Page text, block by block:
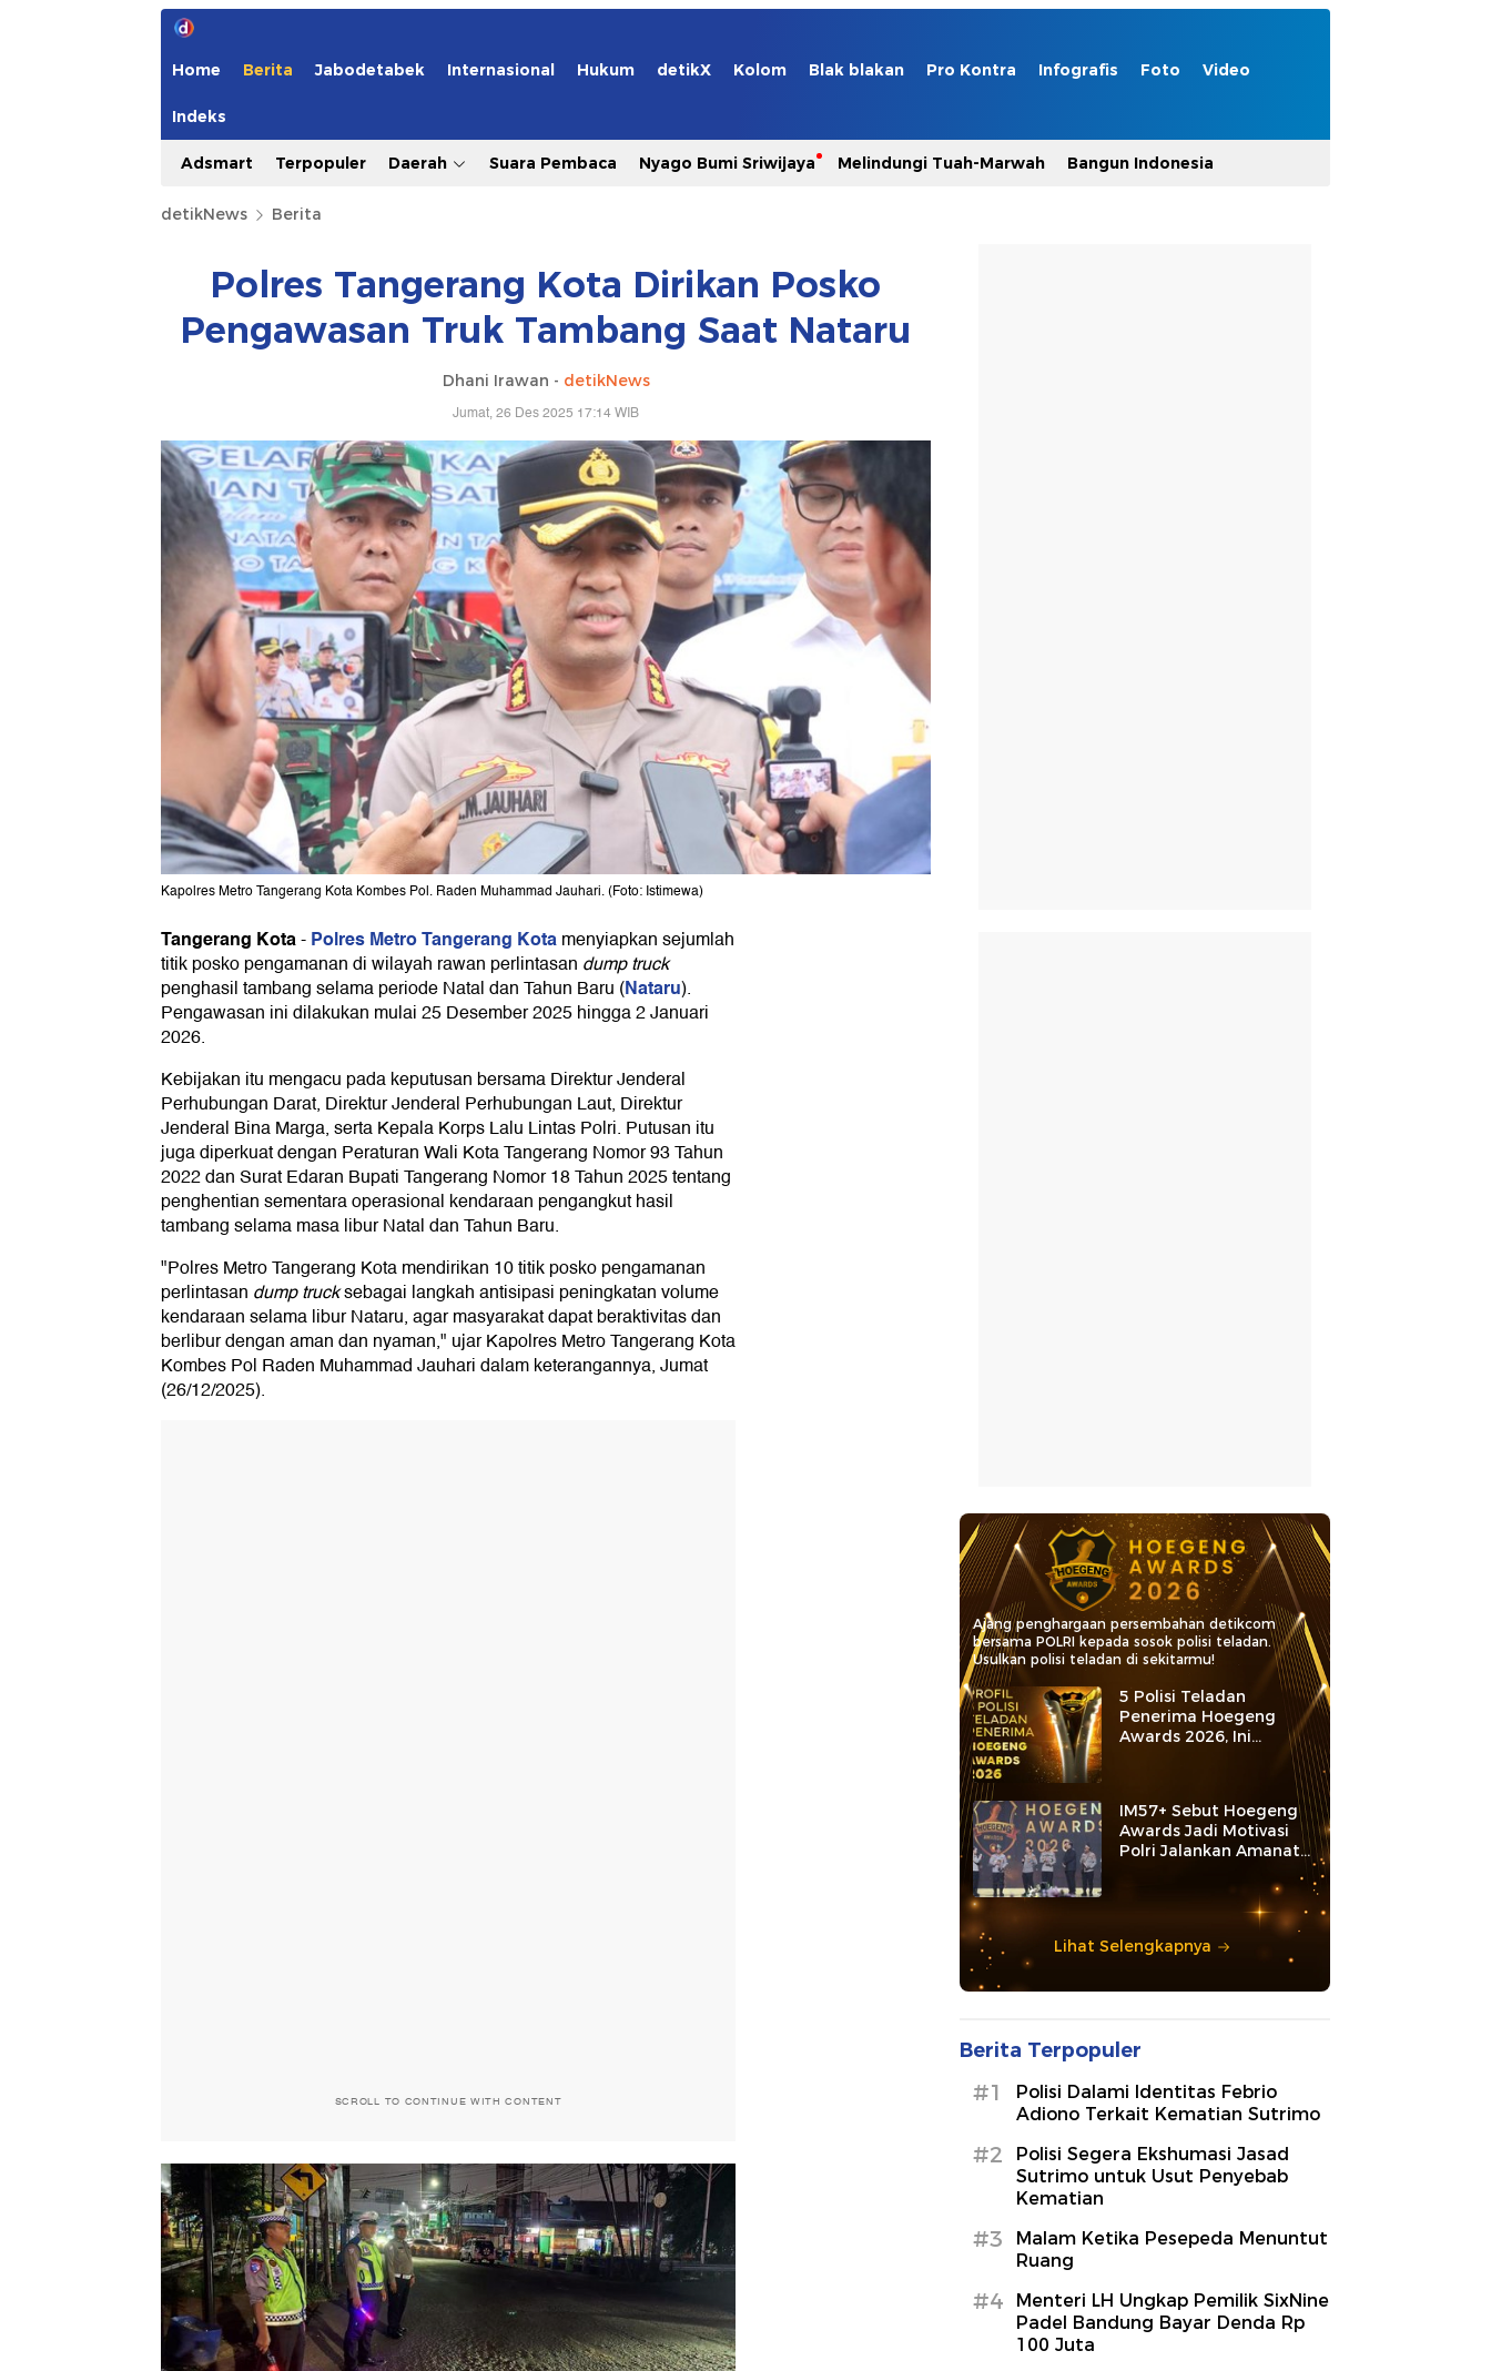
Home Berita Jabodetabek Internasional Hukum detikX Kolom Blak blakan Pro Kontra Infografis Foto Video
Indeks
Adsmart Terpopuler Daerah Suara Pembaca Nyago Bumi Sriwijaya Melindungi Tuah-Marwah Bangun Indonesia
detikNews Berita
Polres Tangerang Kota Dirikan Posko
Pengawasan Truk Tambang Saat Nataru
Dhani Irawan - detikNews
Jumat, 26 Des 2025 17:14 WIB
Kapolres Metro Tangerang Kota Kombes Pol. Raden Muhammad Jauhari. (Foto: Istimewa)
Tangerang Kota-Polres Metro Tangerang Kotamenyiapkan sejumlah
titik posko pengamanan di wilayah rawan perlintasan dump truck
penghasil tambang selama periode Natal dan Tahun Baru (Nataru).
Pengawasan ini dilakukan mulai 25 Desember 2025 hingga 2 Januari
2026.
Kebijakan itu mengacu pada keputusan bersama Direktur Jenderal
Perhubungan Darat, Direktur Jenderal Perhubungan Laut, Direktur
Jenderal Bina Marga, serta Kepala Korps Lalu Lintas Polri. Putusan itu
juga diperkuat dengan Peraturan Wali Kota Tangerang Nomor 93 Tahun
2022 dan Surat Edaran Bupati Tangerang Nomor 18 Tahun 2025 tentang
penghentian sementara operasional kendaraan pengangkut hasil
tambang selama masa libur Natal dan Tahun Baru.
"Polres Metro Tangerang Kota mendirikan 10 titik posko pengamanan
perlintasan dump trucksebagai langkah antisipasi peningkatan volume
kendaraan selama libur Nataru, agar masyarakat dapat beraktivitas dan
berlibur dengan aman dan nyaman," ujar Kapolres Metro Tangerang Kota
Kombes Pol Raden Muhammad Jauhari dalam keterangannya, Jumat
(26/12/2025).
SCROLL TO CONTINUE WITH CONTENT
Ajang penghargaan persembahan detikcom
bersama POLRI kepada sosok polisi teladan.
Usulkan polisi teladan di sekitarmu!
5 Polisi Teladan
Penerima Hoegeng
Awards 2026, Ini
Kategori dan Kiprahnya
IM57+ Sebut Hoegeng
Awards Jadi Motivasi
Polri Jalankan Amanat
Lihat Selengkapnya
Berita Terpopuler
#1
Polisi Dalami Identitas Febrio
Adiono Terkait Kematian Sutrimo
#2
Polisi Segera Ekshumasi Jasad
Sutrimo untuk Usut Penyebab
Kematian
#3
Malam Ketika Pesepeda Menuntut
Ruang
#4
Menteri LH Ungkap Pemilik SixNine
Padel Bandung Bayar Denda Rp
100 Juta